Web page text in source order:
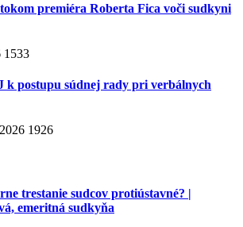
premiéra Roberta Fica voči sudkyni
1533
k postupu súdnej rady pri verbálnych
1926
trestanie sudcov protiústavné? |
emeritná sudkyňa